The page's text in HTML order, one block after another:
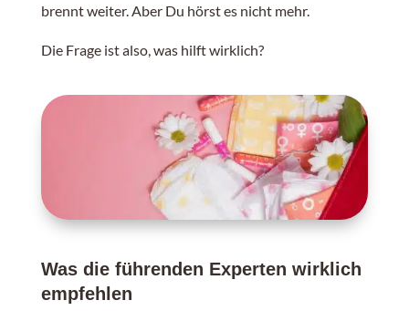
brennt weiter. Aber Du hörst es nicht mehr.
Die Frage ist also, was hilft wirklich?
Was die führenden Experten wirklich
empfehlen